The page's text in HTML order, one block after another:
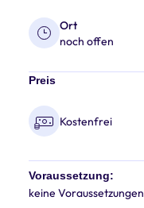
Ort
noch offen
Preis
Kostenfrei
Voraussetzung:
keine Voraussetzungen